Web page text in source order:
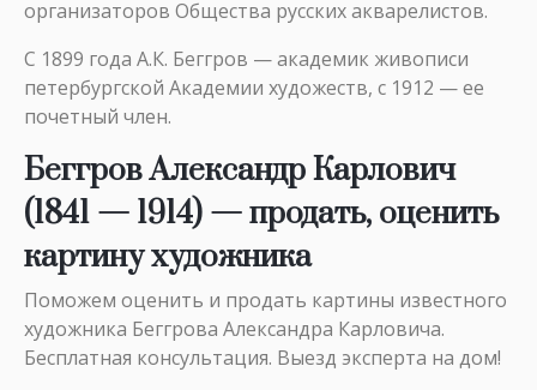
организаторов Общества русских акварелистов.
С 1899 года А.К. Беггров — академик живописи
петербургской Академии художеств, с 1912 — ее
почетный член.
Беггров Александр Карлович
(1841 — 1914) — продать, оценить
картину художника
Поможем оценить и продать картины известного
художника Беггрова Александра Карловича.
Бесплатная консультация. Выезд эксперта на дом!